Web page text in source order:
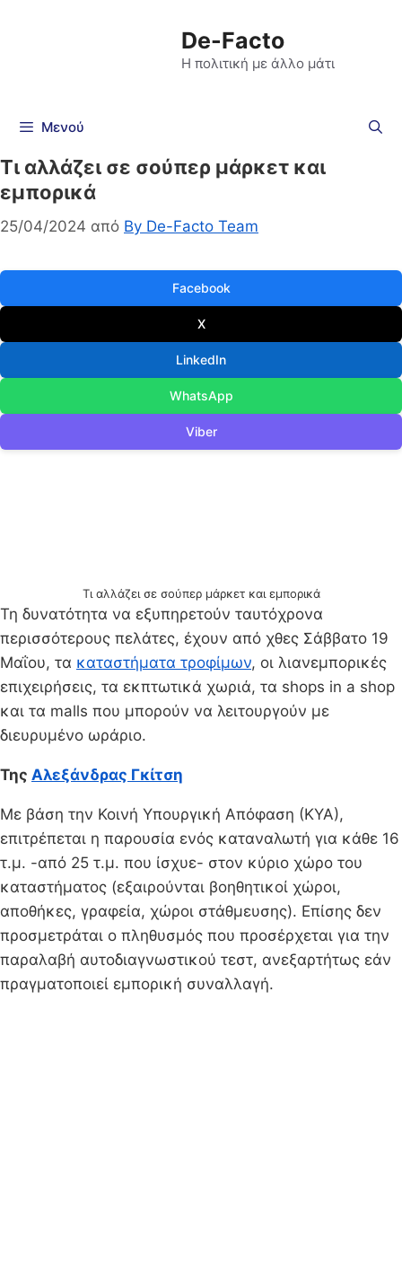
De-Facto
Η πολιτική με άλλο μάτι
Μενού
Τι αλλάζει σε σούπερ μάρκετ και
εμπορικά
25/04/2024 από By De-Facto Team
Facebook
X
LinkedIn
WhatsApp
Viber
Τι αλλάζει σε σούπερ μάρκετ και εμπορικά
Τη δυνατότητα να εξυπηρετούν ταυτόχρονα
περισσότερους πελάτες, έχουν από χθες Σάββατο 19
Μαΐου, τα καταστήματα τροφίμων, οι λιανεμπορικές
επιχειρήσεις, τα εκπτωτικά χωριά, τα shops in a shop
και τα malls που μπορούν να λειτουργούν με
διευρυμένο ωράριο.
Της Αλεξάνδρας Γκίτση
Με βάση την Κοινή Υπουργική Απόφαση (ΚΥΑ),
επιτρέπεται η παρουσία ενός καταναλωτή για κάθε 16
τ.μ. -από 25 τ.μ. που ίσχυε- στον κύριο χώρο του
καταστήματος (εξαιρούνται βοηθητικοί χώροι,
αποθήκες, γραφεία, χώροι στάθμευσης). Επίσης δεν
προσμετράται ο πληθυσμός που προσέρχεται για την
παραλαβή αυτοδιαγνωστικού τεστ, ανεξαρτήτως εάν
πραγματοποιεί εμπορική συναλλαγή.